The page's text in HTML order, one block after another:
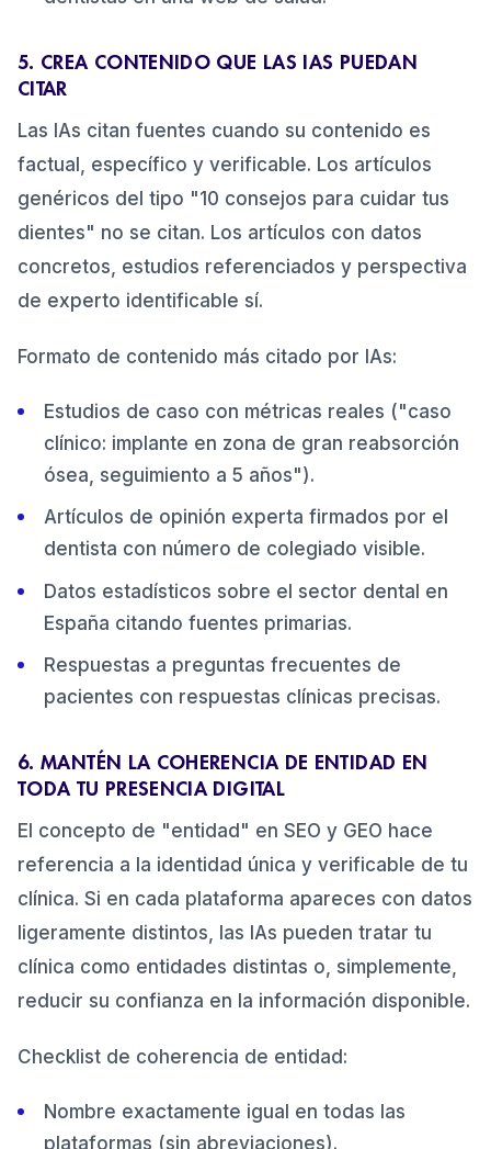
5. CREA CONTENIDO QUE LAS IAS PUEDAN
CITAR
Las IAs citan fuentes cuando su contenido es
factual, específico y verificable. Los artículos
genéricos del tipo "10 consejos para cuidar tus
dientes" no se citan. Los artículos con datos
concretos, estudios referenciados y perspectiva
de experto identificable sí.
Formato de contenido más citado por IAs:
Estudios de caso con métricas reales ("caso
clínico: implante en zona de gran reabsorción
ósea, seguimiento a 5 años").
Artículos de opinión experta firmados por el
dentista con número de colegiado visible.
Datos estadísticos sobre el sector dental en
España citando fuentes primarias.
Respuestas a preguntas frecuentes de
pacientes con respuestas clínicas precisas.
6. MANTÉN LA COHERENCIA DE ENTIDAD EN
TODA TU PRESENCIA DIGITAL
El concepto de "entidad" en SEO y GEO hace
referencia a la identidad única y verificable de tu
clínica. Si en cada plataforma apareces con datos
ligeramente distintos, las IAs pueden tratar tu
clínica como entidades distintas o, simplemente,
reducir su confianza en la información disponible.
Checklist de coherencia de entidad:
Nombre exactamente igual en todas las
plataformas (sin abreviaciones).